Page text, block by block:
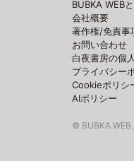
BUBKA WEB
会社概要
著作権/免責事
お問い合わせ
白夜書房の個
プライバシー
Cookieポリシ
AIポリシー
© BUBKA WEB